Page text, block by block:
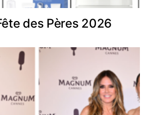
des Pères 2026